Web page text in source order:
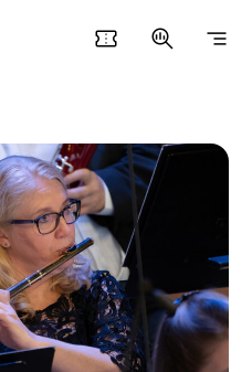
confirmation_number search_insights segment